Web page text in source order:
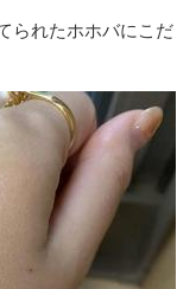
られたホホバにこだ